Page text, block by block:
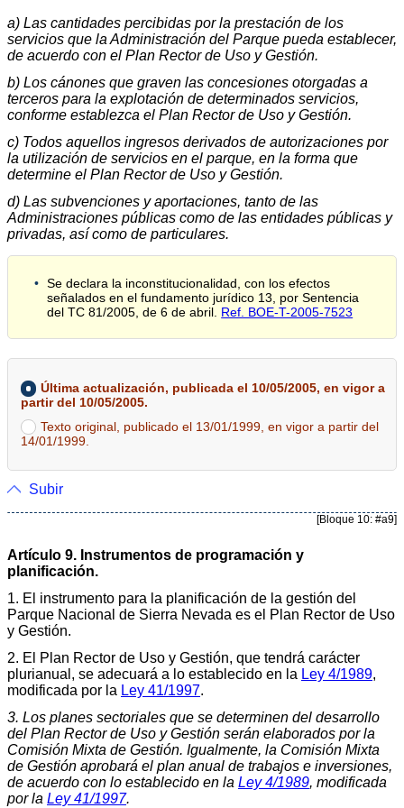
a) Las cantidades percibidas por la prestación de los
servicios que la Administración del Parque pueda establecer,
de acuerdo con el Plan Rector de Uso y Gestión.
b) Los cánones que graven las concesiones otorgadas a
terceros para la explotación de determinados servicios,
conforme establezca el Plan Rector de Uso y Gestión.
c) Todos aquellos ingresos derivados de autorizaciones por
la utilización de servicios en el parque, en la forma que
determine el Plan Rector de Uso y Gestión.
d) Las subvenciones y aportaciones, tanto de las
Administraciones públicas como de las entidades públicas y
privadas, así como de particulares.
Se declara la inconstitucionalidad, con los efectos
señalados en el fundamento jurídico 13, por Sentencia
del TC 81/2005, de 6 de abril. Ref. BOE-T-2005-7523
Última actualización, publicada el 10/05/2005, en vigor a
partir del 10/05/2005.
Texto original, publicado el 13/01/1999, en vigor a partir del
14/01/1999.
Subir
[Bloque 10: #a9]
Artículo 9. Instrumentos de programación y
planificación.
1. El instrumento para la planificación de la gestión del
Parque Nacional de Sierra Nevada es el Plan Rector de Uso
y Gestión.
2. El Plan Rector de Uso y Gestión, que tendrá carácter
plurianual, se adecuará a lo establecido en la Ley 4/1989,
modificada por la Ley 41/1997.
3. Los planes sectoriales que se determinen del desarrollo
del Plan Rector de Uso y Gestión serán elaborados por la
Comisión Mixta de Gestión. Igualmente, la Comisión Mixta
de Gestión aprobará el plan anual de trabajos e inversiones,
de acuerdo con lo establecido en la Ley 4/1989, modificada
por la Ley 41/1997.